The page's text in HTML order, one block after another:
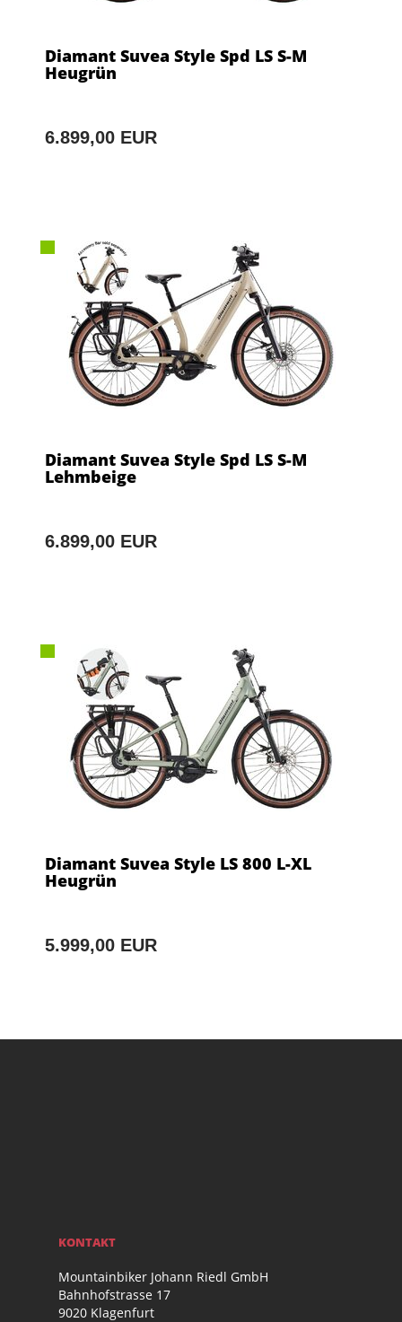
Diamant Suvea Style Spd LS S-M
Heugrün
6.899,00 EUR
Diamant Suvea Style Spd LS S-M
Lehmbeige
6.899,00 EUR
Diamant Suvea Style LS 800 L-XL
Heugrün
5.999,00 EUR
KONTAKT
Mountainbiker Johann Riedl GmbH
Bahnhofstrasse 17
9020 Klagenfurt